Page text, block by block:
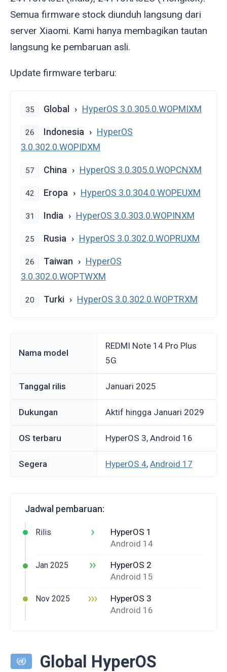
Semua firmware stock diunduh langsung dari
server Xiaomi. Kami hanya membagikan tautan
langsung ke pembaruan asli.
Update firmware terbaru:
35 Global HyperOS 3.0.305.0.WOPMIXM
26 Indonesia
HyperOS
3.0.302.0.WOPIDXM
57 China HyperOS 3.0.305.0.WOPCNXM
42 Eropa HyperOS 3.0.304.0.WOPEUXM
31 India HyperOS 3.0.303.0.WOPINXM
25 Rusia HyperOS 3.0.302.0.WOPRUXM
26 Taiwan
HyperOS
3.0.302.0.WOPTWXM
20 Turki HyperOS 3.0.302.0.WOPTRXM
Nama model
REDMI Note 14 Pro Plus
5G
Tanggal rilis Januari 2025
Dukungan Aktif hingga Januari 2029
OS terbaru HyperOS 3, Android 16
Segera HyperOS 4, Android 17
Jadwal pembaruan:
Rilis ›
HyperOS 1
Android 14
Jan 2025 ››
HyperOS 2
Android 15
Nov 2025 ›››
HyperOS 3
Android 16
Global HyperOS